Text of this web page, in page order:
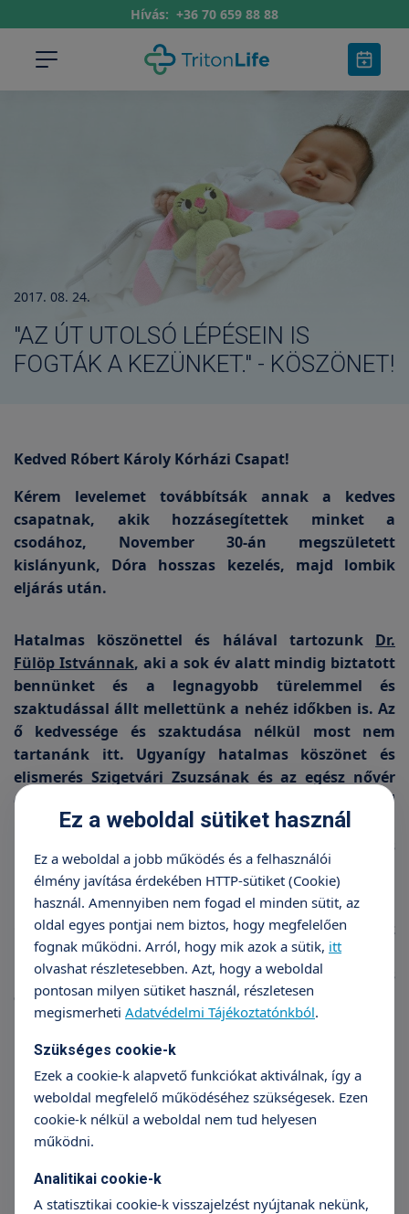
Hívás: +36 70 659 88 88
2017. 08. 24.
"AZ ÚT UTOLSÓ LÉPÉSEIN IS
FOGTÁK A KEZÜNKET." - KÖSZÖNET!
Kedved Róbert Károly Kórházi Csapat!
Kérem levelemet továbbítsák annak a kedves
csapatnak, akik hozzásegítettek minket a
csodához, November 30-án megszületett
kislányunk, Dóra hosszas kezelés, majd lombik
eljárás után.
Hatalmas köszönettel és hálával tartozunk Dr.
Fülöp Istvánnak, aki a sok év alatt mindig biztatott
bennünket és a legnagyobb türelemmel és
szaktudással állt mellettünk a nehéz időkben is. Az
ő kedvessége és szaktudása nélkül most nem
tartanánk itt. Ugyanígy hatalmas köszönet és
elismerés Szigetvári Zsuzsának és az egész nővér
csapatnak, akik egy egy mosollyal kedves szóval
mindig bátorítottak minket az út során. Illetve nem
utolsó sorban az embriológus kolléganőknek is
nagy ölelés hogy az út utolsó lépésein is fogták a
kezünket.
Csatolva küldök néhány képet, magunkról az
utolsó boldog hónapokban kettesben, és ami a
legfontosabb Dórikáról, aki a képen másfél hetes
egészséges kisbaba.
Hatalmas köszönet az egész csapatnak, és reméljük
hamarosan újra belefoghatunk Önökkel egy újabb
kalandba, hogy Dorkának adhassunk egy szép
Ez a weboldal sütiket használ
Ez a weboldal a jobb működés és a felhasználói
élmény javítása érdekében HTTP-sütiket (Cookie)
használ. Amennyiben nem fogad el minden sütit, az
oldal egyes pontjai nem biztos, hogy megfelelően
fognak működni. Arról, hogy mik azok a sütik, itt
olvashat részletesebben. Azt, hogy a weboldal
pontosan milyen sütiket használ, részletesen
megismerheti Adatvédelmi Tájékoztatónkból.
Szükséges cookie-k
Ezek a cookie-k alapvető funkciókat aktiválnak, így a
weboldal megfelelő működéséhez szükségesek. Ezen
cookie-k nélkül a weboldal nem tud helyesen
működni.
Analitikai cookie-k
A statisztikai cookie-k visszajelzést nyújtanak nekünk,